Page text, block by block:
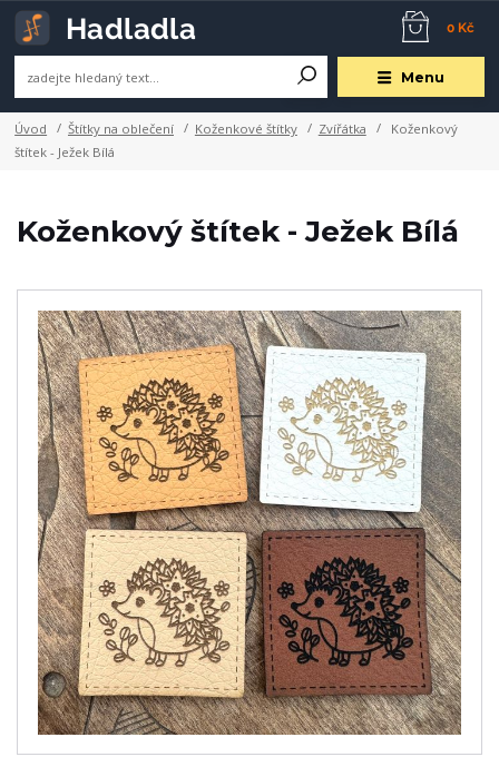
Menu
0 Kč
Úvod Štítky na oblečení Koženkové štítky Zvířátka
Koženkový
štítek - Ježek Bílá
Koženkový štítek - Ježek Bílá